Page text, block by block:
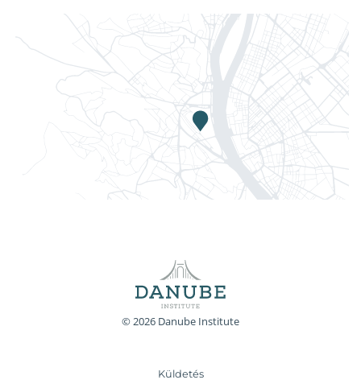
© 2026 Danube Institute
Küldetés